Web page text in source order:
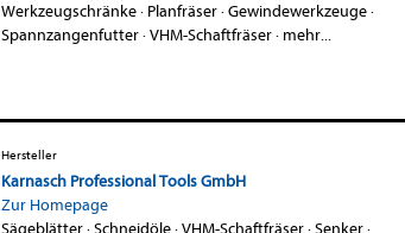
Werkzeugschränke· Planfräser·Gewindewerkzeuge·
Spannzangenfutter·VHM-Schaftfräser· mehr...
Hersteller
Karnasch Professional Tools GmbH
Zur Homepage